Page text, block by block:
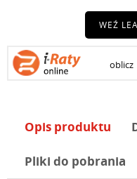
WEŹ
oblicz
Opis produktu
Pliki do pobrania